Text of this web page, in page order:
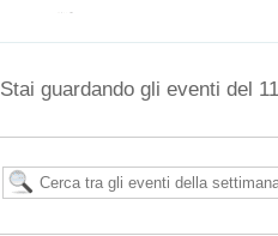
Stai guardando gli eventi del